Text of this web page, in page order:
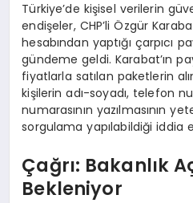
Türkiye’de kişisel verilerin
endişeler, CHP’li Özgür
hesabından yaptığı çarpıcı
gündeme geldi. Karabat’ın
fiyatlarla satılan paketlerin
kişilerin adı-soyadı, telefon
numarasının yazılmasının
sorgulama yapılabildiği iddia
Çağrı: Bakanlık
Bekleniyor